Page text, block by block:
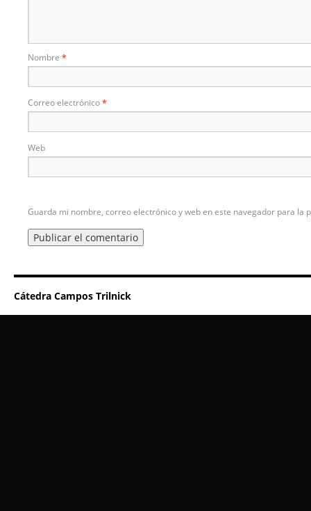
Nombre *
Correo electrónico*
Web
Guarda mi nombre, correo electrónico y web en este navegador para la
Cátedra Campos Trilnick